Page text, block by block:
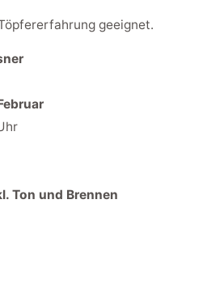
geeignet.
Ton und Brennen